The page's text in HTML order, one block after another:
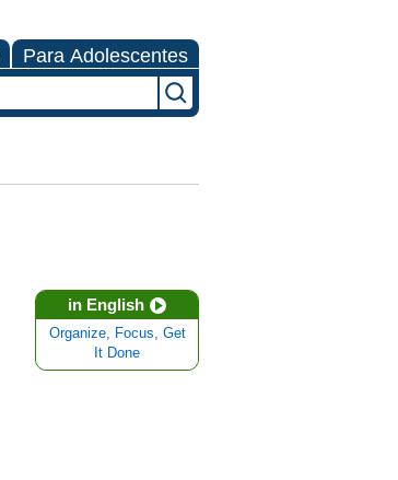
Para Adolescentes
in English
Organize, Focus, Get
It Done